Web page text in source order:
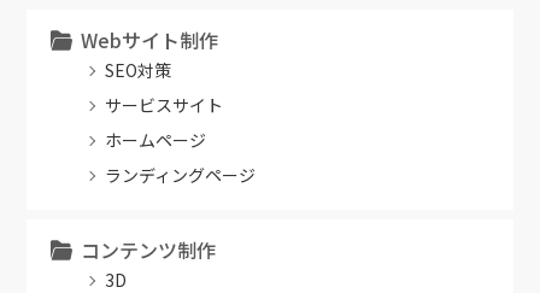
Webサイト制作
SEO対策
サービスサイト
ホームページ
ランディングページ
コンテンツ制作
3D